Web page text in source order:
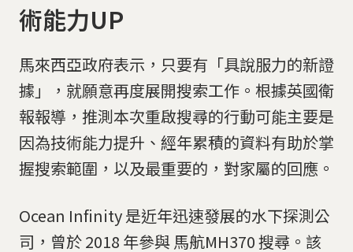
術能力UP
馬來西亞政府表示，只要有「具說服力的新證
據」，就願意再度展開搜索工作。根據英國衛
報報導，推測本次重啟搜尋的行動可能主要是
因為技術能力提升、經年累積的資料有助於掌
握搜索範圍，以及最重要的，對家屬的回應。
Ocean Infinity 是近年迅速發展的水下探測公
司，曾於 2018 年參與 馬航MH370 搜尋。該